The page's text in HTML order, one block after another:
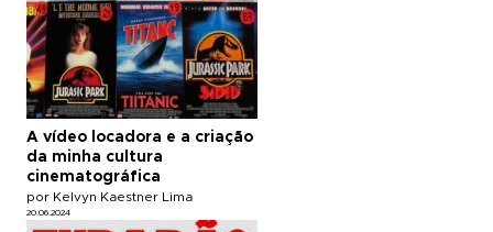
A vídeo locadora e a criação
da minha cultura
cinematográfica
por Kelvyn Kaestner Lima
20.06.2024